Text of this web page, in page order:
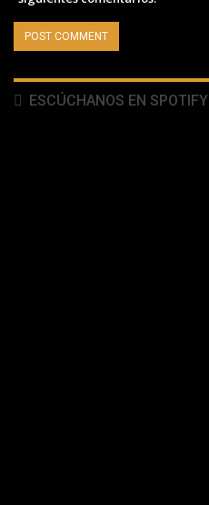
ESCÚCHANOS EN SPOTIFY